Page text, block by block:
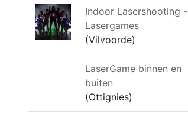
Indoor Lasershooting -
Lasergames
(Vilvoorde)
LaserGame binnen en
buiten
(Ottignies)